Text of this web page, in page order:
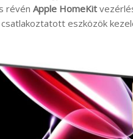
révén Apple HomeKit
eszközök